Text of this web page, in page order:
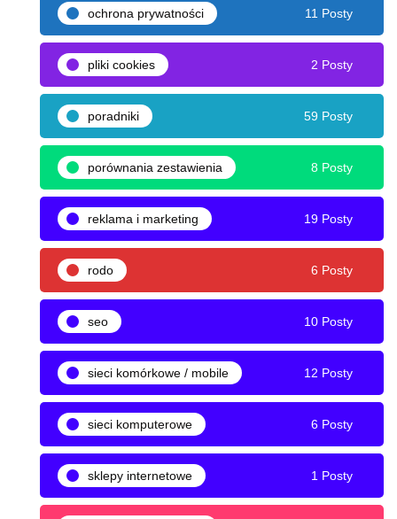
ochrona prywatności 11 Posty
pliki cookies 2 Posty
poradniki 59 Posty
porównania zestawienia 8 Posty
reklama i marketing 19 Posty
rodo 6 Posty
seo 10 Posty
sieci komórkowe / mobile 12 Posty
sieci komputerowe 6 Posty
sklepy internetowe 1 Posty